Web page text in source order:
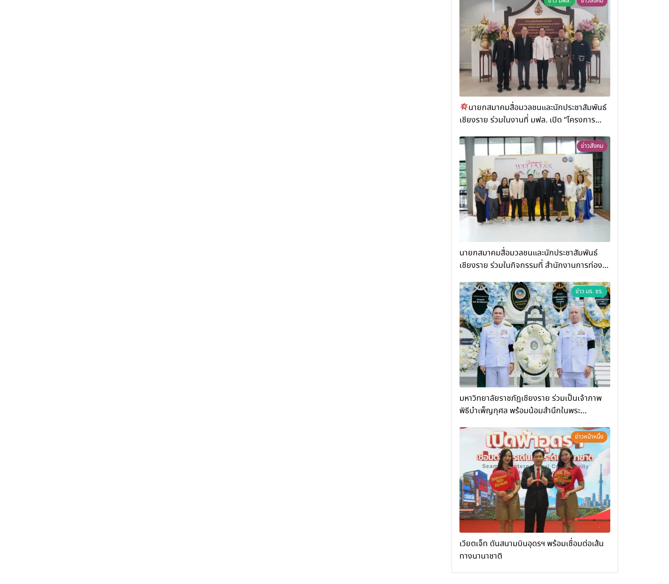
นายกสมาคมสื่อมวลชนและนักประชาสัมพันธ์
เชียงราย ร่วมในงานที่ มฟล. เปิด “โครงการ
พรรษา สมเด็จพระสังฆราช
ข่าวสังคม
นายกสมาคมสื่อมวลชนและนักประชาสัมพันธ์
เชียงราย ร่วมในกิจกรรมที่ สำนักงานการท่อง
“การพัฒนาศักยภาพผู้ประกอบการและเครือข่าย
ธุรกิจ Wellness สู่การเติบโตอย่างยั่งยืน
(Chiang Rai Wellness Business
Academy)”
ข่าว มร. ชร.
มหาวิทยาลัยราชภัฏเชียงราย ร่วมเป็นเจ้าภาพ
พิธีบำเพ็ญกุศล พร้อมน้อมสำนึกในพระ
ข่าวหน้าหนึ่ง
เวียตเจ็ท ดันสนามบินอุดรฯ พร้อมเชื่อมต่อเส้น
ทางนานาชาติ